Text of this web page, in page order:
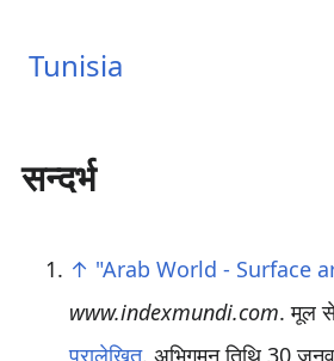
Tunisia
सन्दर्भ
↑ "Arab World - Surface
www.indexmundi.com. मूल
पुरालेखित. अभिगमन तिथि 30